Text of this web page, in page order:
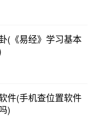
(《易经》学习基本
件(手机查位置软件
)